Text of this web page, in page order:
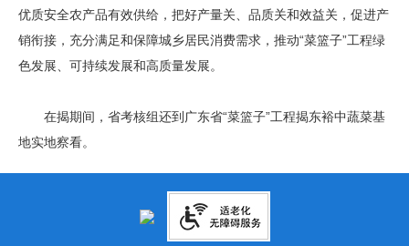
优质安全农产品有效供给，把好产量关、品质关和效益关，促进产
销衔接，充分满足和保障城乡居民消费需求，推动“菜篮子”工程绿
色发展、可持续发展和高质量发展。
在揭期间，省考核组还到广东省“菜篮子”工程揭东裕中蔬菜基
地实地察看。